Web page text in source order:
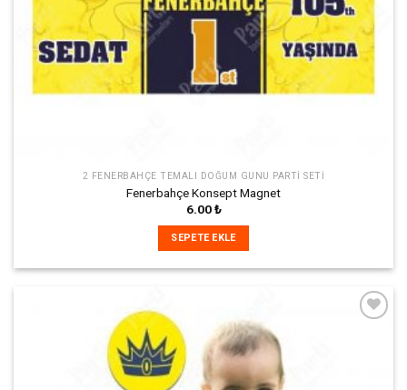
2 FENERBAHÇE TEMALI DOĞUM GÜNÜ PARTI SETI
Fenerbahçe Konsept Magnet
6.00₺
SEPETE EKLE